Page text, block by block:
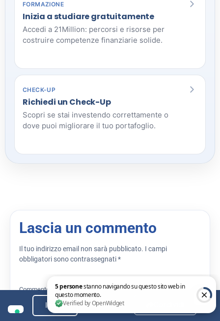
FORMAZIONE
Inizia a studiare gratuitamente
Accedi a 21Million: percorsi e risorse per
costruire competenze finanziarie solide.
CHECK-UP
Richiedi un Check-Up
Scopri se stai investendo correttamente o
dove puoi migliorare il tuo portafoglio.
Lascia un commento
Il tuo indirizzo email non sarà pubblicato. I campi
obbligatori sono contrassegnati*
Commento
Indice